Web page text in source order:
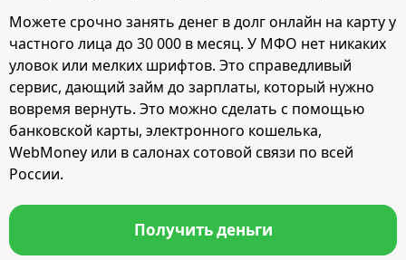
Можете срочно занять денег в долг онлайн на карту у
частного лица до 30 000 в месяц. У МФО нет никаких
уловок или мелких шрифтов. Это справедливый
сервис, дающий займ до зарплаты, который нужно
вовремя вернуть. Это можно сделать с помощью
банковской карты, электронного кошелька,
WebMoney или в салонах сотовой связи по всей
России.
Получить деньги